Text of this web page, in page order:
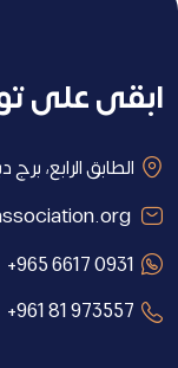
ابقى على
الطابق الرابع،
+965 6617 0931
+961 81 973557